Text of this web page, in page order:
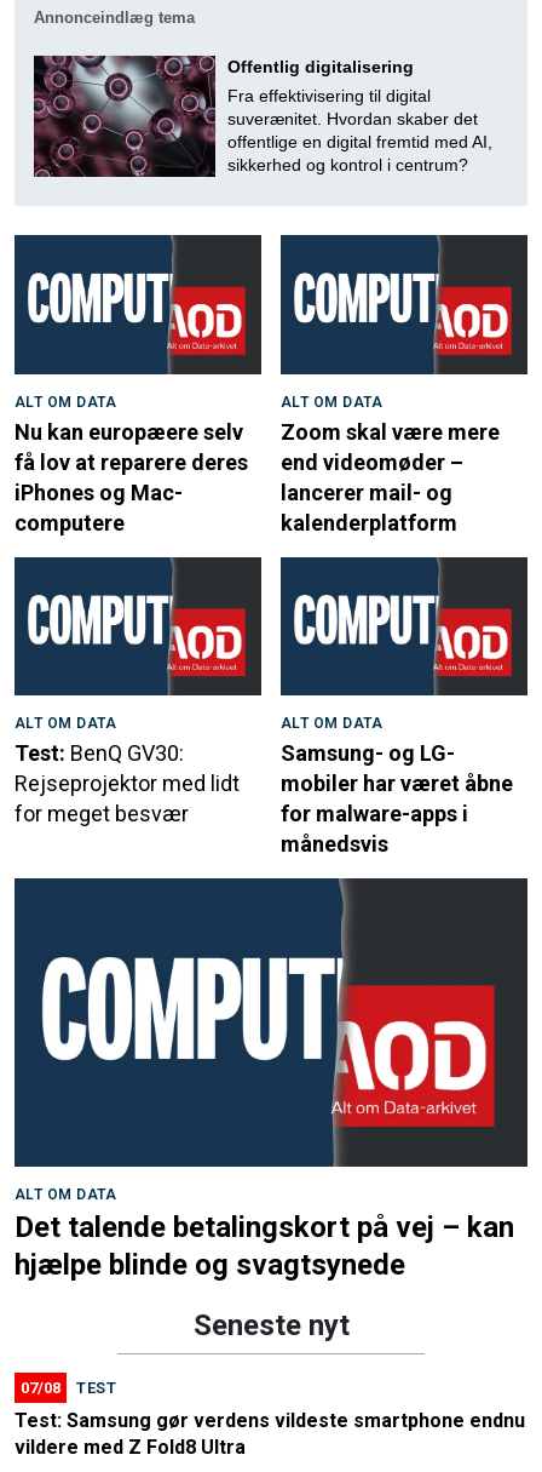
Annonceindlæg tema
Offentlig digitalisering
Fra effektivisering til digital
suverænitet. Hvordan skaber det
offentlige en digital fremtid med AI,
sikkerhed og kontrol i centrum?
ALT OM DATA
Nu kan europæere selv
få lov at reparere deres
iPhones og Mac-
computere
ALT OM DATA
Zoom skal være mere
end videomøder –
lancerer mail- og
kalenderplatform
ALT OM DATA
Test: BenQ GV30:
Rejseprojektor med lidt
for meget besvær
ALT OM DATA
Samsung- og LG-
mobiler har været åbne
for malware-apps i
månedsvis
ALT OM DATA
Det talende betalingskort på vej – kan
hjælpe blinde og svagtsynede
Seneste nyt
07/08 TEST
Test: Samsung gør verdens vildeste smartphone endnu
vildere med Z Fold8 Ultra